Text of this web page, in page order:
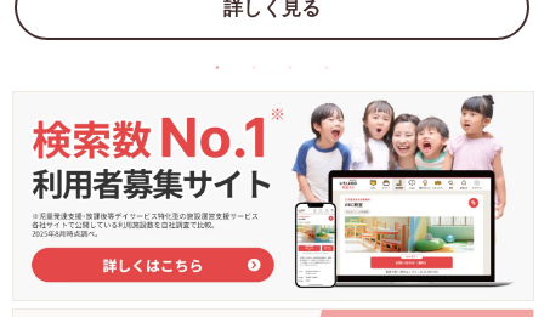
詳しく見る